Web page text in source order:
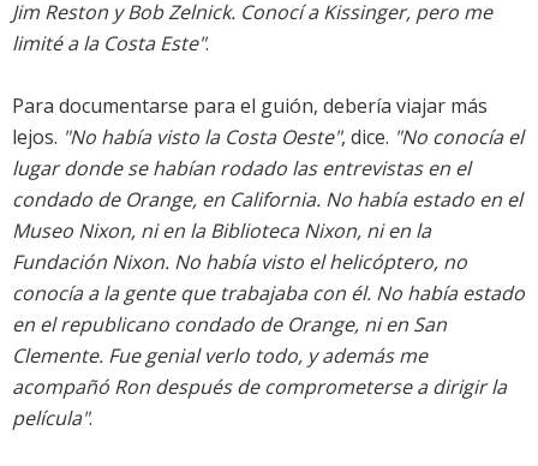
Jim Reston y Bob Zelnick. Conocí a Kissinger, pero me
limité a la Costa Este".
Para documentarse para el guión, debería viajar más
lejos. "No había visto la Costa Oeste", dice. "No conocía el
lugar donde se habían rodado las entrevistas en el
condado de Orange, en California. No había estado en el
Museo Nixon, ni en la Biblioteca Nixon, ni en la
Fundación Nixon. No había visto el helicóptero, no
conocía a la gente que trabajaba con él. No había estado
en el republicano condado de Orange, ni en San
Clemente. Fue genial verlo todo, y además me
acompañó Ron después de comprometerse a dirigir la
película".